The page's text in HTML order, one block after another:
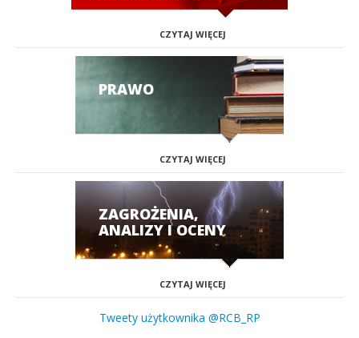
CZYTAJ WIĘCEJ
PRAWO
CZYTAJ WIĘCEJ
ZAGROŻENIA,
ANALIZY I OCENY
CZYTAJ WIĘCEJ
Tweety użytkownika @RCB_RP